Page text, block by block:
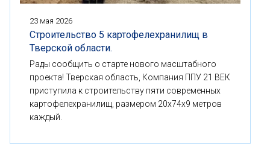
23 мая 2026
Строительство 5 картофелехранилищ в
Тверской области.
Рады сообщить о старте нового масштабного
проекта! Тверская область, Компания ППУ 21 ВЕК
приступила к строительству пяти современных
картофелехранилищ, размером 20x74x9 метров
каждый.